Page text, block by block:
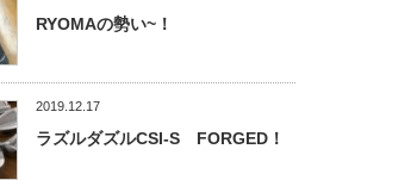
RYOMAの勢い~！
2019.12.17
ラズルダズルCSI-S FORGED！